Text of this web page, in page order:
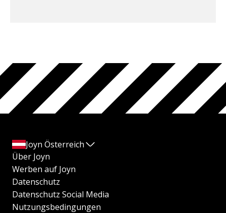
Joyn Österreich
Über Joyn
Werben auf Joyn
Datenschutz
Datenschutz Social Media
Nutzungsbedingungen